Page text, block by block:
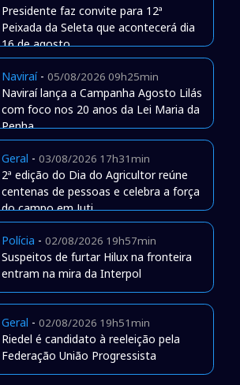
Presidente faz convite para 12ª
Peixada da Seleta que acontecerá dia
16 de agosto
Naviraí- 05/08/2026 09h25min
Naviraí lança a Campanha Agosto Lilás
com foco nos 20 anos da Lei Maria da
Penha
Geral - 03/08/2026 17h31min
2ª edição do Dia do Agricultor reúne
centenas de pessoas e celebra a força
do campo em Juti
Polícia - 02/08/2026 19h57min
Suspeitos de furtar Hilux na fronteira
entram na mira da Interpol
Geral - 02/08/2026 19h51min
Riedel é candidato à reeleição pela
Federação União Progressista